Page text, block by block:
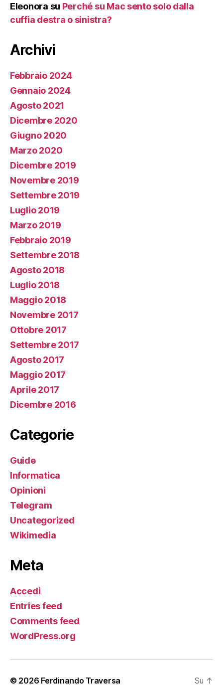
Eleonora su Perché su Mac sento solo dalla
cuffia destra o sinistra?
Archivi
Febbraio 2024
Gennaio 2024
Agosto 2021
Dicembre 2020
Giugno 2020
Marzo 2020
Dicembre 2019
Novembre 2019
Settembre 2019
Luglio 2019
Marzo 2019
Febbraio 2019
Settembre 2018
Agosto 2018
Luglio 2018
Maggio 2018
Novembre 2017
Ottobre 2017
Settembre 2017
Agosto 2017
Maggio 2017
Aprile 2017
Dicembre 2016
Categorie
Guide
Informatica
Opinioni
Telegram
Uncategorized
Wikimedia
Meta
Accedi
Entries feed
Comments feed
WordPress.org
© 2026 Ferdinando Traversa Su ↑